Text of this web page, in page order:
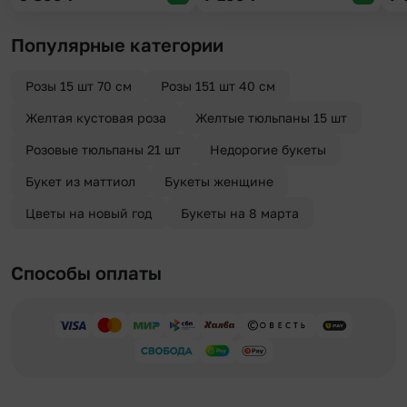
Популярные категории
Розы 15 шт 70 см Розы 151 шт 40 см
Желтая кустовая роза Желтые тюльпаны 15 шт
Розовые тюльпаны 21 шт Недорогие букеты
Букет из маттиол Букеты женщине
Цветы на новый год Букеты на 8 марта
Способы оплаты